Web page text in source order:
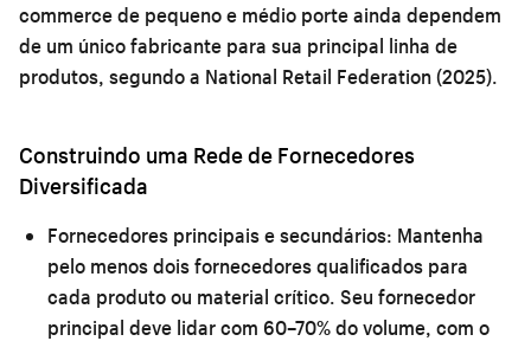
commerce de pequeno e médio porte ainda dependem
de um único fabricante para sua principal linha de
produtos, segundo a National Retail Federation (2025).
Construindo uma Rede de Fornecedores
Diversificada
Fornecedores principais e secundários: Mantenha
pelo menos dois fornecedores qualificados para
cada produto ou material crítico. Seu fornecedor
principal deve lidar com 60–70% do volume, com o